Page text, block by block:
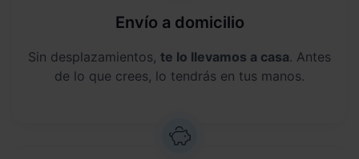
Envío a domicilio
Sin desplazamientos, te lo llevamos a casa. Antes
de lo que crees, lo tendrás en tus manos.